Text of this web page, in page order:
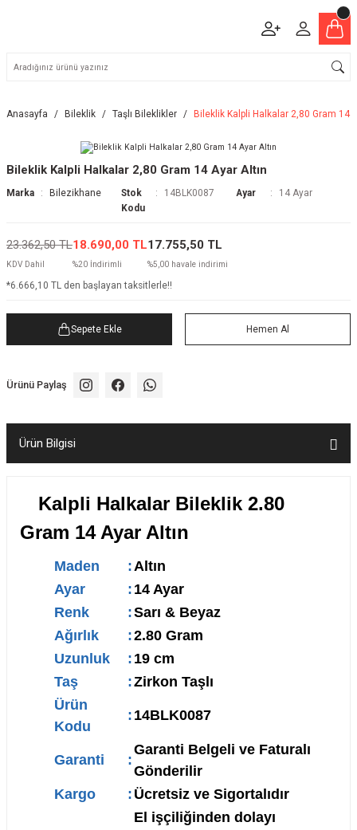
Anasayfa Bileklik Taşlı Bileklikler Bileklik Kalpli Halkalar 2,80 Gram 14
Bileklik Kalpli Halkalar 2,80 Gram 14 Ayar Altın
Marka Bilezikhane
Stok
Kodu
14BLK0087 Ayar 14 Ayar
23.362,50 TL
KDV Dahil
18.690,00 TL
%20 İndirimli
17.755,50 TL
%5,00 havale indirimi
*6.666,10 TL den başlayan taksitlerle!!
Sepete Ekle Hemen Al
Ürünü Paylaş
Ürün Bilgisi
Kalpli Halkalar Bileklik 2.80
Gram 14 Ayar Altın
Maden :Altın
Ayar
: 14 Ayar
Renk
:Sarı & Beyaz
Ağırlık
:2.80 Gram
Uzunluk
: 19 cm
Taş
:Zirkon Taşlı
Ürün
Kodu
: 14BLK0087
Garanti :
Garanti Belgeli ve Faturalı
Gönderilir
Kargo
: Ücretsiz ve Sigortalıdır
El işçiliğinden dolayı